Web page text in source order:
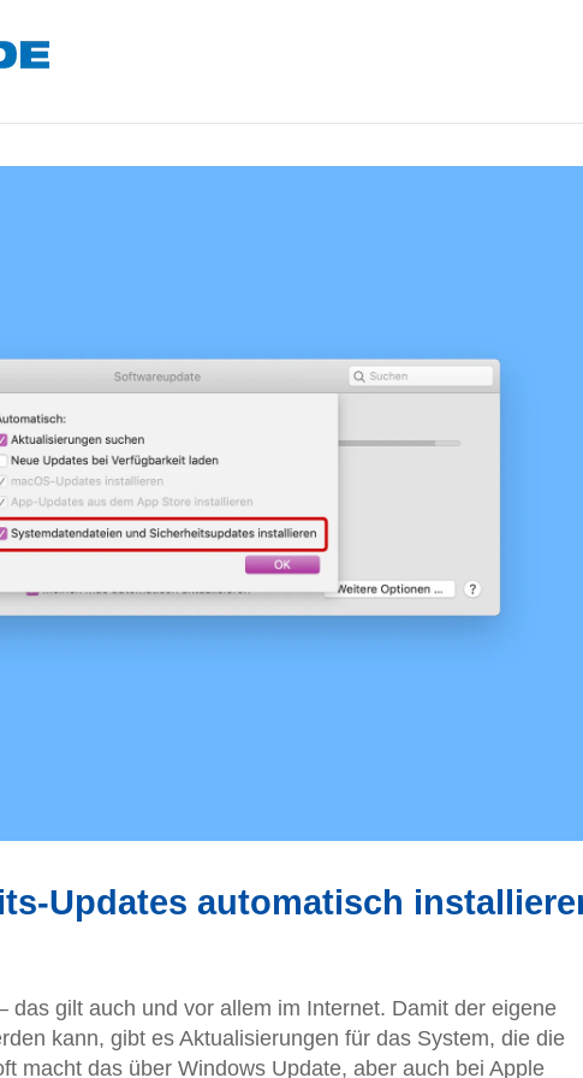
Updates automatisch
das gilt auch und vor allem im Internet. Damit der eigene
kann, gibt es Aktualisierungen für das System, die die
macht das über Windows Update, aber auch bei Apple